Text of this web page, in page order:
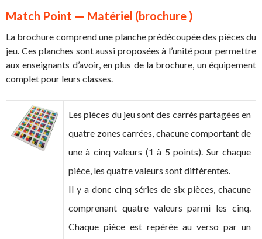
Match Point — Matériel (brochure )
La brochure comprend une planche prédécoupée des pièces du
jeu. Ces planches sont aussi proposées à l’unité pour permettre
aux enseignants d’avoir, en plus de la brochure, un équipement
complet pour leurs classes.
Les pièces du jeu sont des carrés partagées en
quatre zones carrées, chacune comportant de
une à cinq valeurs (1 à 5 points). Sur chaque
pièce, les quatre valeurs sont différentes.
Il y a donc cinq séries de six pièces, chacune
comprenant quatre valeurs parmi les cinq.
Chaque pièce est repérée au verso par un